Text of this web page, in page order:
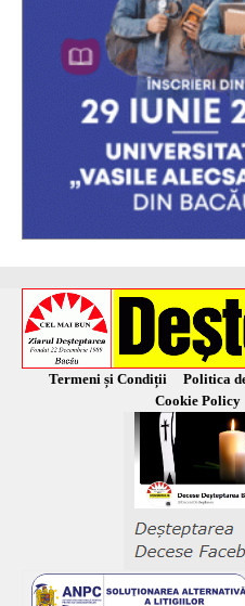
Termeni și Condiții Politica
Cookie Policy